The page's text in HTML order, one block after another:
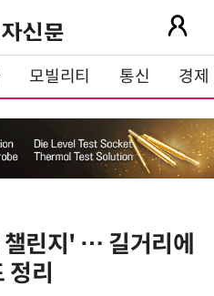
모빌리티 통신 경제
린지' … 길거리에
정리